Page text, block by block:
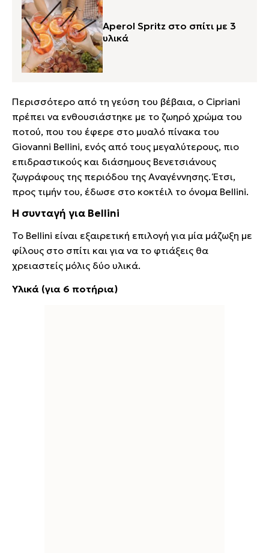
Aperol Spritz στο σπίτι με 3
υλικά
Περισσότερο από τη γεύση του βέβαια, ο Cipriani
πρέπει να ενθουσιάστηκε με το ζωηρό χρώμα του
ποτού, που του έφερε στο μυαλό πίνακα του
Giovanni Bellini, ενός από τους μεγαλύτερους, πιο
επιδραστικούς και διάσημους Βενετσιάνους
ζωγράφους της περιόδου της Αναγέννησης. Έτσι,
προς τιμήν του, έδωσε στο κοκτέιλ το όνομα Bellini.
Η συνταγή για Bellini
Το Bellini είναι εξαιρετική επιλογή για μία μάζωξη με
φίλους στο σπίτι και για να το φτιάξεις θα
χρειαστείς μόλις δύο υλικά.
Υλικά (για 6 ποτήρια)